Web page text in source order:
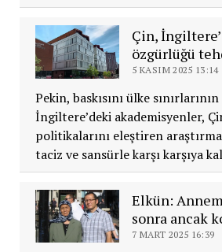
Çin,
özgürlüğü
5 KASIM 2025 13:14
Pekin, baskısını ülke
İngiltere’deki akademisyenler,
politikalarını eleştiren
taciz ve sansürle karşı karşıya
Elkün:
sonra ancak
7 MART 2025 16:39